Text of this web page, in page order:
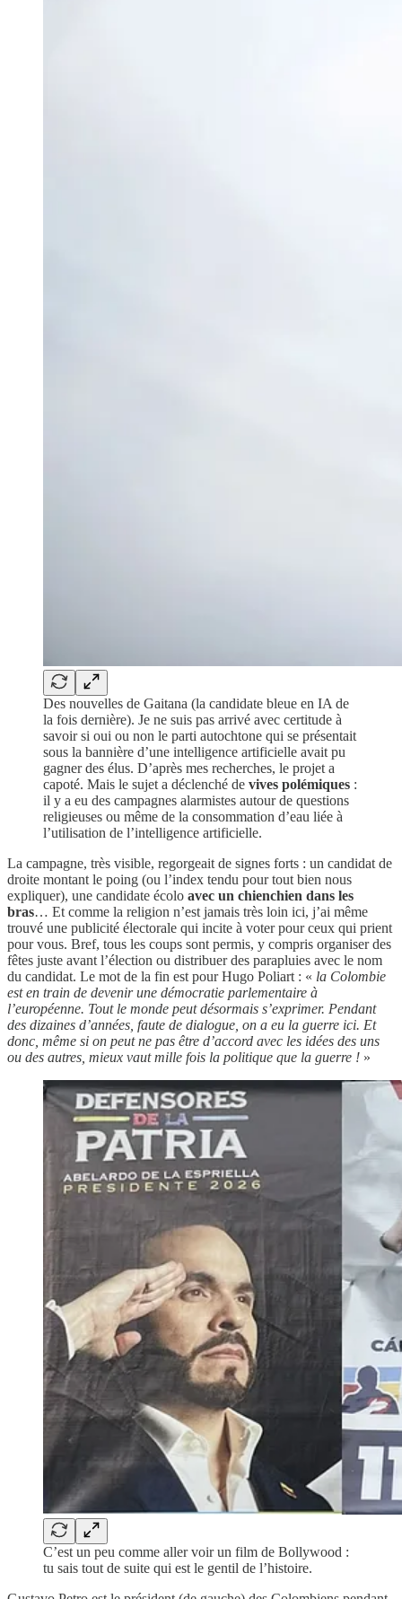
Des nouvelles de Gaitana (la candidate bleue en IA de
la fois dernière). Je ne suis pas arrivé avec certitude à
savoir si oui ou non le parti autochtone qui se présentait
sous la bannière d’une intelligence artificielle avait pu
gagner des élus. D’après mes recherches, le projet a
capoté. Mais le sujet a déclenché de vives polémiques :
il y a eu des campagnes alarmistes autour de questions
religieuses ou même de la consommation d’eau liée à
l’utilisation de l’intelligence artificielle.
La campagne, très visible, regorgeait de signes forts : un candidat de
droite montant le poing (ou l’index tendu pour tout bien nous
expliquer), une candidate écolo avec un chienchien dans les
bras… Et comme la religion n’est jamais très loin ici, j’ai même
trouvé une publicité électorale qui incite à voter pour ceux qui prient
pour vous. Bref, tous les coups sont permis, y compris organiser des
fêtes juste avant l’élection ou distribuer des parapluies avec le nom
du candidat. Le mot de la fin est pour Hugo Poliart : « la Colombie
est en train de devenir une démocratie parlementaire à
l’européenne. Tout le monde peut désormais s’exprimer. Pendant
des dizaines d’années, faute de dialogue, on a eu la guerre ici. Et
donc, même si on peut ne pas être d’accord avec les idées des uns
ou des autres, mieux vaut mille fois la politique que la guerre ! »
C’est un peu comme aller voir un film de Bollywood :
tu sais tout de suite qui est le gentil de l’histoire.